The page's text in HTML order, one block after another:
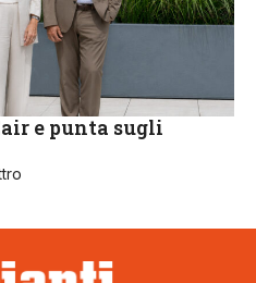
e punta sugli